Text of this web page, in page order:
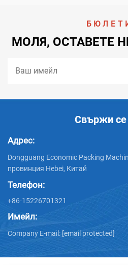
МОЛЯ, ОСТАВЕТЕ
Свържи се
Адрес:
Dongguang Economic Packing
провинция Hebei, Китай
Телефон:
+86-15226701321
Имейл:
Company E-mail: [email protected]